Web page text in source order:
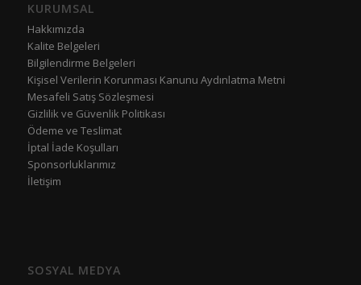
KURUMSAL
Hakkımızda
Kalite Belgeleri
Bilgilendirme Belgeleri
Kişisel Verilerin Korunması Kanunu Aydınlatma Metni
Mesafeli Satış Sözleşmesi
Gizlilik ve Güvenlik Politikası
Ödeme ve Teslimat
İptal İade Koşulları
Sponsorluklarımız
İletişim
SOSYAL MEDYA